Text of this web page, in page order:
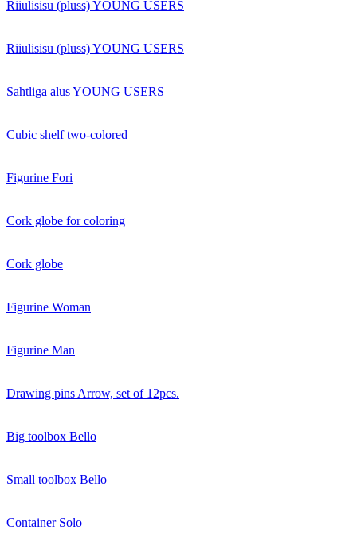
Riiulisisu (pluss) YOUNG USERS
Riiulisisu (pluss) YOUNG USERS
Sahtliga alus YOUNG USERS
Cubic shelf two-colored
Figurine Fori
Cork globe for coloring
Cork globe
Figurine Woman
Figurine Man
Drawing pins Arrow, set of 12pcs.
Big toolbox Bello
Small toolbox Bello
Container Solo